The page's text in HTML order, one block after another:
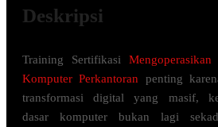
Deskripsi
Training Sertifikasi
Komputer Perkantoran penting
transformasi digital yang masif,
dasar komputer bukan lagi